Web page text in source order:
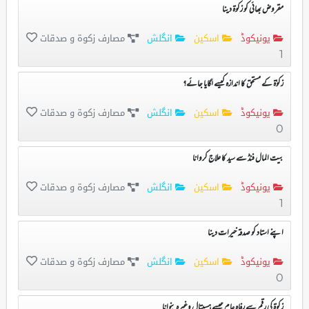
مقروض بھائی کو زکوۃ دینا
یونیکوڈ اسکین انگلش مصارف زکوۃ و صدقات
1
زکوٰۃ کے مستحق کا اندازہ کیسے لگایا جائے؟
یونیکوڈ اسکین انگلش مصارف زکوۃ و صدقات
0
بیت المال فنڈ سے سید کا علاج کروانا
یونیکوڈ اسکین انگلش مصارف زکوۃ و صدقات
1
اپنے استاد کو صدقہ خیرات دینا
یونیکوڈ اسکین انگلش مصارف زکوۃ و صدقات
0